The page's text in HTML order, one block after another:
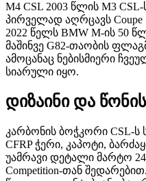
M4 CSL 2003 წლის M3
პირველად აღრცავს Coupe
2022 წელს BMW M-ის 50
მაშინვე G82-თაობის
ამოცანაც ნებისმიერი
სიარული იყო.
დიზაინი და
კარბონის ბოჭკორი CSL-
CFRP ჭერი, კაპოტი,
უამრავი დეტალი მარტო
Competition-თან